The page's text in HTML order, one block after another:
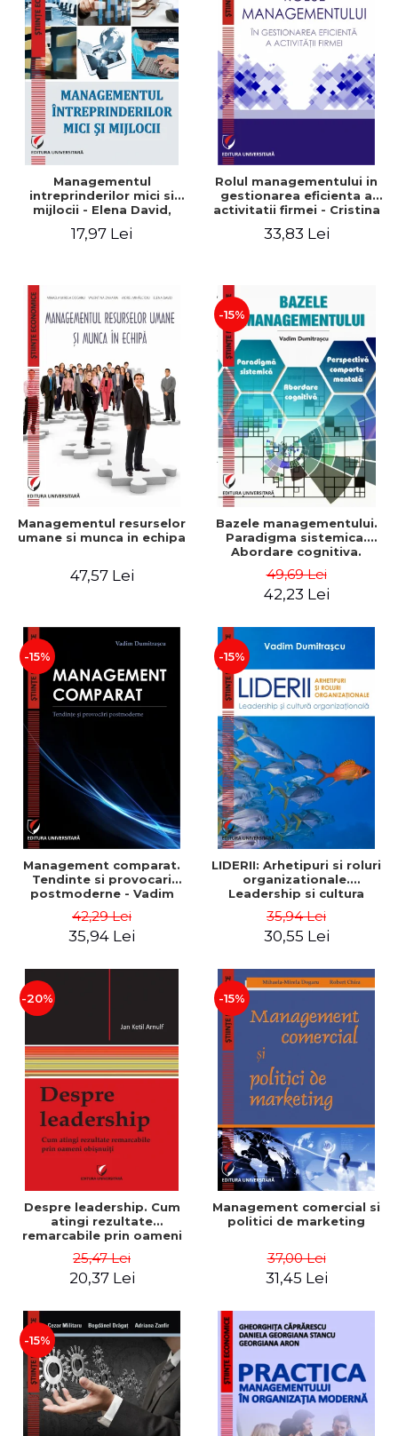
Managementul
intreprinderilor mici si
mijlocii - Elena David,
Roxana Carmen Ionescu,
17,97 Lei
Rolul managementului in
gestionarea eficienta a
activitatii firmei - Cristina
Gabriel Nastase, Mihaela-
33,83 Lei
Managementul resurselor
umane si munca in echipa
47,57 Lei
-15%
Bazele managementului.
Paradigma sistemica.
Abordare cognitiva.
comportamentala - Vadim
Dumitrascu
49,69 Lei
42,23 Lei
-15%
Management comparat.
Tendinte si provocari
postmoderne - Vadim
42,29 Lei
35,94 Lei
-15%
LIDERII: Arhetipuri si roluri
organizationale.
Leadership si cultura
Dumitrascu
35,94 Lei
30,55 Lei
-20%
Despre leadership. Cum
atingi rezultate
remarcabile prin oameni
25,47 Lei
20,37 Lei
-15%
Management comercial si
politici de marketing
37,00 Lei
31,45 Lei
-15%